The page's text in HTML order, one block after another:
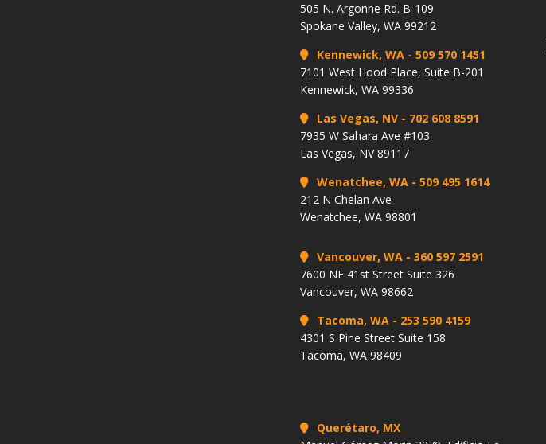
505 N. Argonne Rd. B-109
Spokane Valley, WA 99212
Kennewick, WA - 509 570 1451
7101 West Hood Place, Suite B-201
Kennewick, WA 99336
Las Vegas, NV - 702 608 8591
7935 W Sahara Ave #103
Las Vegas, NV 89117
Wenatchee, WA - 509 495 1614
212 N Chelan Ave
Wenatchee, WA 98801
Vancouver, WA - 360 597 2591
7600 NE 41st Street Suite 326
Vancouver, WA 98662
Tacoma, WA - 253 590 4159
4301 S Pine Street Suite 158
Tacoma, WA 98409
Querétaro, MX